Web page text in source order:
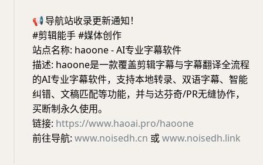
📢导航站收录更新通知！
#剪辑能手 #媒体创作
站点名称: haoone - AI专业字幕软件
描述: haoone是一款覆盖剪辑字幕与字幕翻译全流程
的AI专业字幕软件，支持本地转录、双语字幕、智能
纠错、文稿匹配等功能，并与达芬奇/PR无缝协作，
买断制永久使用。
链接: https://www.haoai.pro/haoone
前往导航: www.noisedh.cn 或www.noisedh.link